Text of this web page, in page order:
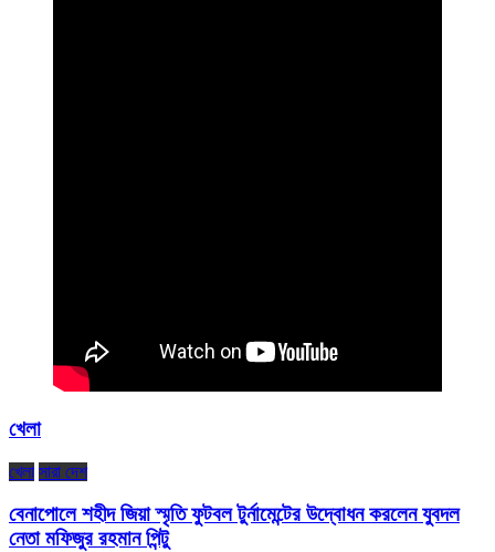
খেলা
খেলা সারা দেশ
বেনাপোলে শহীদ জিয়া স্মৃতি ফুটবল টুর্নামেন্টের উদ্বোধন করলেন যুবদল
নেতা মফিজুর রহমান পিন্টু